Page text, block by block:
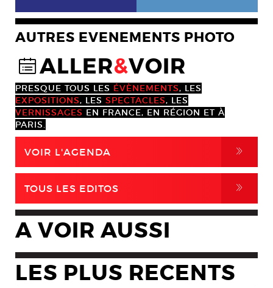
AUTRES EVENEMENTS PHOTO
@ALLER&VOIR
PRESQUE TOUS LES ÉVÈNEMENTS, LES
EXPOSITIONS, LES SPECTACLES, LES
VERNISSAGES EN FRANCE, EN RÉGION ET À
PARIS.
VOIR L'AGENDA ,
TOUS LES EDITOS ,
A VOIR AUSSI
LES PLUS RECENTS